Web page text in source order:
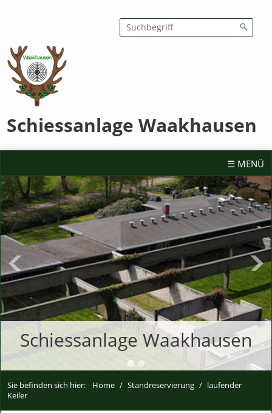
Schiessanlage Waakhausen
☰ MENÜ
Schiessanlage Waakhausen
Sie befinden sich hier: Home / Standreservierung / laufender
Keiler